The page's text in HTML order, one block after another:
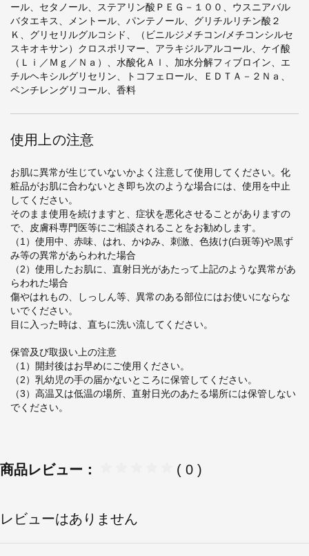
ール、セタノール、ステアリン酸ＰＥＧ－１００、ウスニアバル
バタエキス、メントール、パンテノール、グリチルリチン酸２
Ｋ、グリセリルグルコシド、（ビニルジメチコン/メチコンシルセ
スキオキサン）クロスポリマー、アラキジルアルコール、ケイ酸
（Ｌｉ／Ｍｇ／Ｎａ）、水酸化Ａｌ、加水分解フィブロイン、エ
チルヘキシルグリセリン、トコフェロール、ＥＤＴＡ－２Ｎａ、
ペンチレングリコール、香料
使用上の注意
お肌に異常が生じていないかよく注意して使用してください。化
粧品がお肌に合わないとき即ち次のような場合には、使用を中止
してください。
そのまま使用を続けますと、症状を悪化させることがありますの
で、皮膚科専門医等にご相談されることをお勧めします。
（1）使用中、赤味、はれ、かゆみ、刺激、色抜け(白斑等)や黒ず
み等の異常があらわれた場合
（2）使用したお肌に、直射日光があたって上記のような異常があ
らわれた場合
傷やはれもの、しっしん等、異常のある部位にはお使いにならな
いでください。
目に入った時は、直ちに洗い流してください。
保管及び取扱い上の注意
（1）開封後はお早めにご使用ください。
（2）乳幼児の手の届かないところに保管してください。
（3）高温又は低温の場所、直射日光のあたる場所には保管しない
でください。
商品レビュー： ( 0 )
レビューはありません